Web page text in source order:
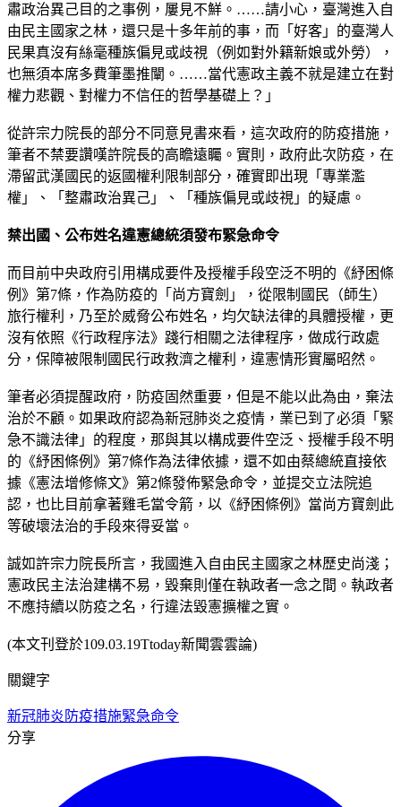
肅政治異己目的之事例，屢見不鮮。……請小心，臺灣進入自
由民主國家之林，還只是十多年前的事，而「好客」的臺灣人
民果真沒有絲毫種族偏見或歧視（例如對外籍新娘或外勞），
也無須本席多費筆墨推闡。……當代憲政主義不就是建立在對
權力悲觀、對權力不信任的哲學基礎上？」
從許宗力院長的部分不同意見書來看，這次政府的防疫措施，
筆者不禁要讚嘆許院長的高瞻遠矚。實則，政府此次防疫，在
滯留武漢國民的返國權利限制部分，確實即出現「專業濫
權」、「整肅政治異己」、「種族偏見或歧視」的疑慮。
禁出國、公布姓名違憲總統須發布緊急命令
而目前中央政府引用構成要件及授權手段空泛不明的《紓困條
例》第7條，作為防疫的「尚方寶劍」，從限制國民（師生）
旅行權利，乃至於威脅公布姓名，均欠缺法律的具體授權，更
沒有依照《行政程序法》踐行相關之法律程序，做成行政處
分，保障被限制國民行政救濟之權利，違憲情形實屬昭然。
筆者必須提醒政府，防疫固然重要，但是不能以此為由，棄法
治於不顧。如果政府認為新冠肺炎之疫情，業已到了必須「緊
急不識法律」的程度，那與其以構成要件空泛、授權手段不明
的《紓困條例》第7條作為法律依據，還不如由蔡總統直接依
據《憲法增修條文》第2條發佈緊急命令，並提交立法院追
認，也比目前拿著雞毛當令箭，以《紓困條例》當尚方寶劍此
等破壞法治的手段來得妥當。
誠如許宗力院長所言，我國進入自由民主國家之林歷史尚淺；
憲政民主法治建構不易，毀棄則僅在執政者一念之間。執政者
不應持續以防疫之名，行違法毀憲擴權之實。
(本文刊登於109.03.19Ttoday新聞雲雲論)
關鍵字
新冠肺炎 防疫措施緊急命令
分享